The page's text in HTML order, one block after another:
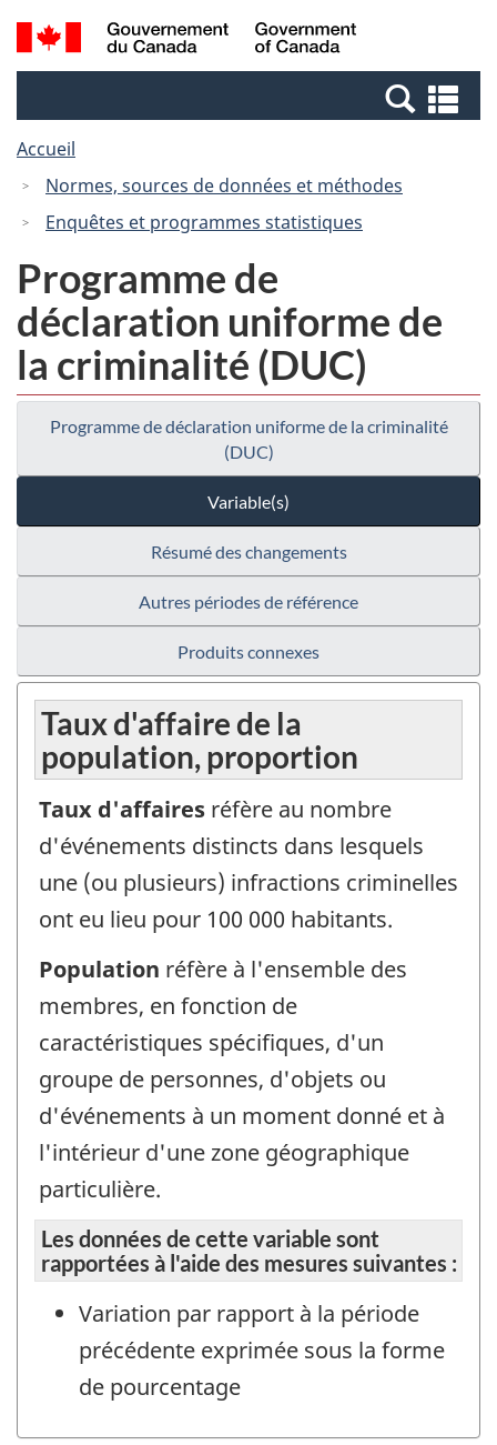
Passer
au
Passer
à
Canada
Recherche
et
et
Accueil
Normes, sources de données et méthodes
Enquêtes et programmes statistiques
Programme de
déclaration uniforme de
la criminalité (DUC)
Programme de déclaration uniforme de la criminalité
(DUC)
Variable(s)
Résumé des changements
Autres périodes de référence
Produits connexes
Taux d'affaire de la
population, proportion
Taux d'affaires réfère au nombre
d'événements distincts dans lesquels
une (ou plusieurs) infractions criminelles
ont eu lieu pour 100 000 habitants.
Population réfère à l'ensemble des
membres, en fonction de
caractéristiques spécifiques, d'un
groupe de personnes, d'objets ou
d'événements à un moment donné et à
l'intérieur d'une zone géographique
particulière.
Les données de cette variable sont
rapportées à l'aide des mesures suivantes :
Variation par rapport à la période
précédente exprimée sous la forme
de pourcentage